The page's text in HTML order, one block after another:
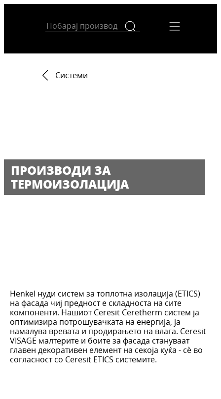
Системи
ПРОИЗВОДИ ЗА
ТЕРМОИЗОЛАЦИЈА
Henkel нуди систем за топлотна изолација (ETICS)
на фасада чиј предност е складноста на сите
компоненти. Нашиот Ceresit Ceretherm систем ја
оптимизира потрошувачката на енергија, ја
намалува вревата и продирањето на влага. Ceresit
VISAGE малтерите и боите за фасада стануваат
главен декоративен елемент на секоја куќа - сѐ во
согласност со Ceresit ETICS системите.